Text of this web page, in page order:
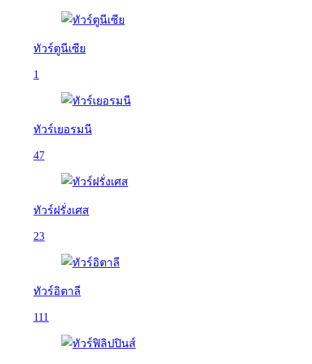
ทัวร์ตูนีเซีย
1
ทัวร์เยอรมนี
47
ทัวร์ฝรั่งเศส
23
ทัวร์อิตาลี
111